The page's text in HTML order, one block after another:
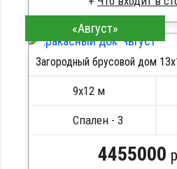
Брус камерной сушки
Стропила, балки 50х200 мм
Кровля металлочерепица
Сборка на березовые
Металлические сваи 108
ПОДРОБНЕЕ
«Август»
Загородный брусовой дом
9х12 м
Спален - 3
4455000